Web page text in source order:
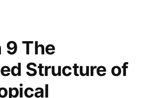
元：
9 The
Structure of